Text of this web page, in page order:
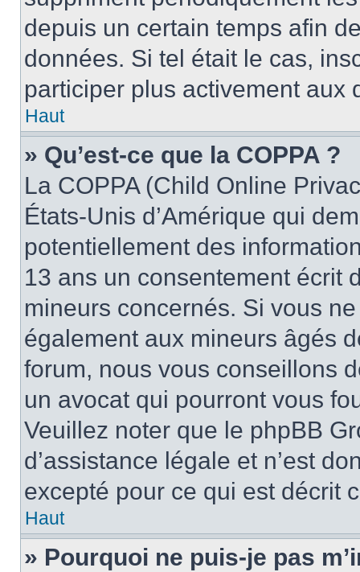
depuis un certain temps afin
données. Si tel était le cas,
participer plus activement aux
Haut
» Qu’est-ce que la COPPA ?
La COPPA (Child Online
États-Unis d’Amérique qui
potentiellement des
13 ans un consentement écrit
mineurs concernés. Si vous
également aux mineurs âgés
forum, nous vous conseillons
un avocat qui pourront vous
Veuillez noter que le phpBB
d’assistance légale et n’est
excepté pour ce qui est décrit
Haut
» Pourquoi ne puis-je pas